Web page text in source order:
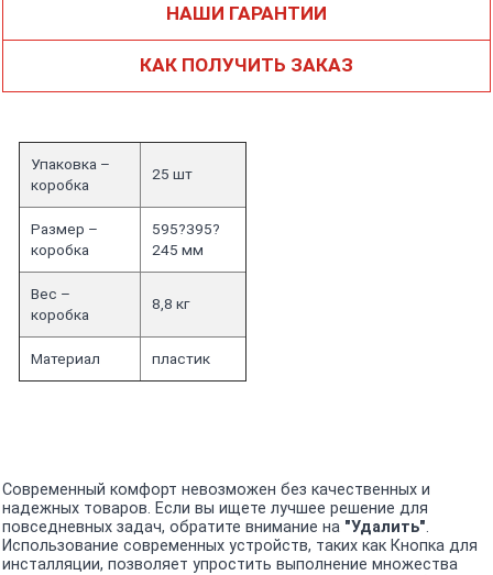
НАШИ ГАРАНТИИ
КАК ПОЛУЧИТЬ ЗАКАЗ
Упаковка –
коробка
25 шт
Размер –
коробка
595?395?
245 мм
Вес –
коробка
8,8 кг
Материал пластик
Современный комфорт невозможен без качественных и
надежных товаров. Если вы ищете лучшее решение для
повседневных задач, обратите внимание на "Удалить".
Использование современных устройств, таких как Кнопка для
инсталляции, позволяет упростить выполнение множества